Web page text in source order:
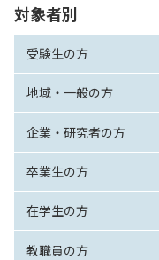
対象者別
受験生の方
地域・一般の方
企業・研究者の方
卒業生の方
在学生の方
教職員の方